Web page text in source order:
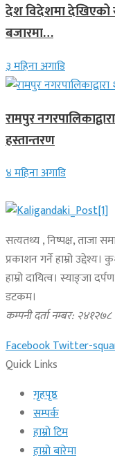
देश विदेशमा देखिएको
बजारमा…
३ महिना अगाडि
रामपुर
हस्तान्तरण
४ महिना अगाडि
सत्यतथ्य , निष्पक्ष, ताजा
प्रकाशन गर्ने हाम्रो
हाम्रो दायित्व। स्याङ्जा
डटकम।
कम्पनी दर्ता नम्बर: २४१२७८
FacebookTwitter-
Quick Links
गृहपृष्ठ
सम्पर्क
हाम्रो टिम
हाम्रो बारेमा